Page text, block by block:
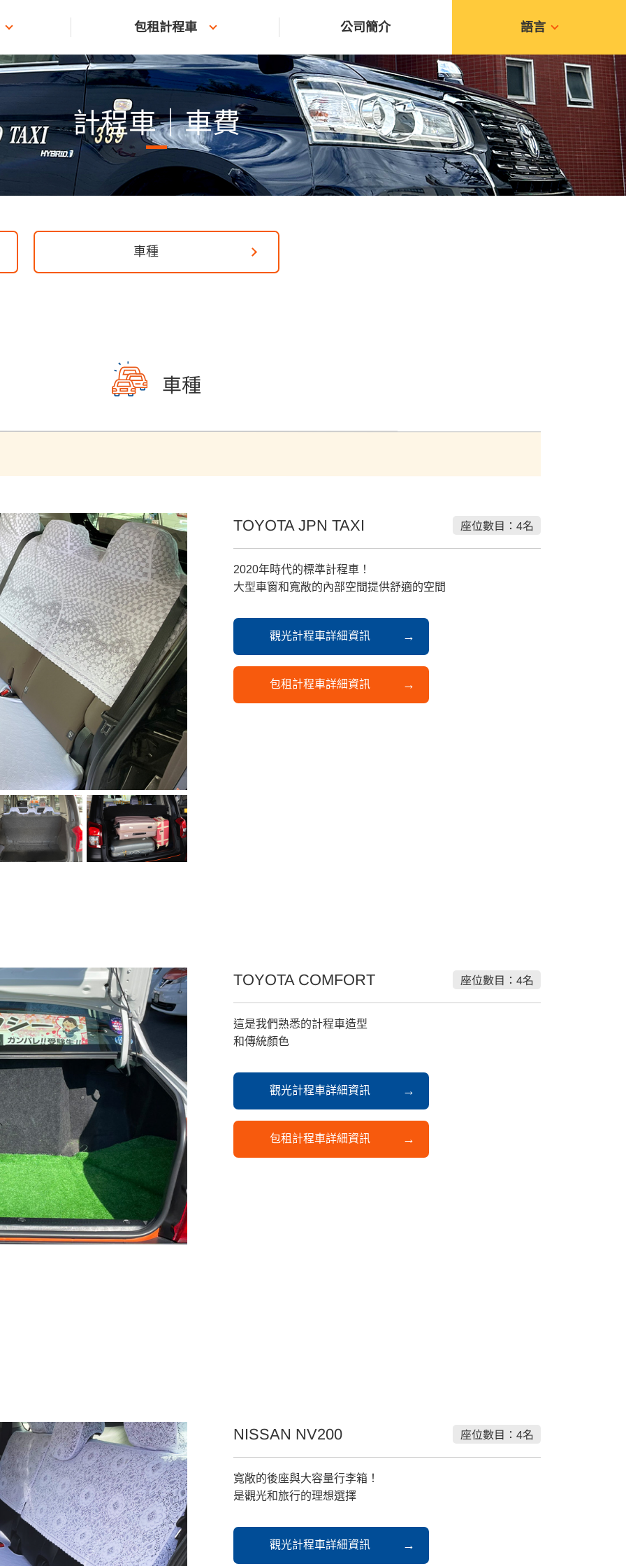
包租計程車 公司簡介 語言
計程車｜車費
車種
車種
TOYOTA JPN TAXI 座位數目：4名
2020年時代的標準計程車！
大型車窗和寬敞的內部空間提供舒適的空間
觀光計程車詳細資訊
包租計程車詳細資訊
TOYOTA COMFORT 座位數目：4名
這是我們熟悉的計程車造型
和傳統顏色
觀光計程車詳細資訊
包租計程車詳細資訊
NISSAN NV200 座位數目：4名
寬敞的後座與大容量行李箱！
是觀光和旅行的理想選擇
觀光計程車詳細資訊